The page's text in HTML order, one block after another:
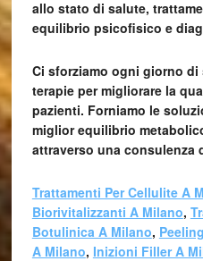
allo stato di salute,
equilibrio psicofisico e
Ci sforziamo ogni giorno
terapie per migliorare la
pazienti. Forniamo le
miglior equilibrio
attraverso una consulenza
Trattamenti Per Cellulite A
Biorivitalizzanti A Milano,
Botulinica A Milano,
A Milano, Inizioni Filler A